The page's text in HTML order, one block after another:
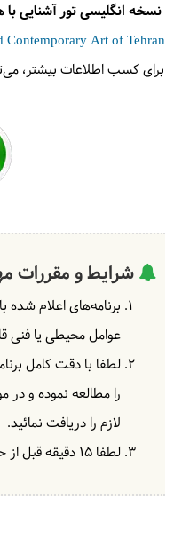
نسخه انگلیسی تور آشنایی با
Contemporary Art of Tehran
برای کسب اطلاعات بیشتر،
شرایط و مقررات
برنامه‌های اعلام شده
عوامل محیطی یا فنی
لطفا با دقت کامل
را مطالعه نموده و در
لازم را دریافت نمائید.
لطفا 15 دقیقه قبل از حرکت در لابی هتل حضور داشته باشید.